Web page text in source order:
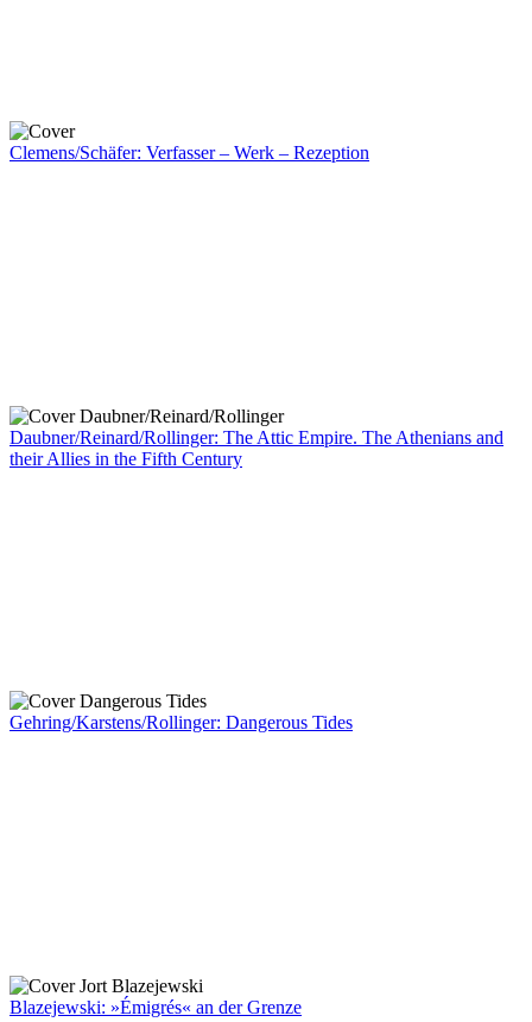
Clemens/Schäfer: Verfasser – Werk – Rezeption
Daubner/Reinard/Rollinger: The Attic Empire. The Athenians and
their Allies in the Fifth Century
Gehring/Karstens/Rollinger: Dangerous Tides
Blazejewski: »Émigrés« an der Grenze